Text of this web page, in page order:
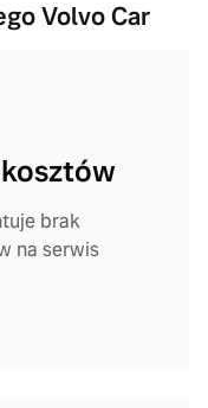
Volvo Car
brak
na serwis